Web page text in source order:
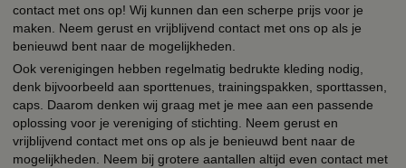
contact met ons op! Wij kunnen dan een scherpe prijs voor je
maken. Neem gerust en vrijblijvend contact met ons op als je
benieuwd bent naar de mogelijkheden.
Ook verenigingen hebben regelmatig bedrukte kleding nodig,
denk bijvoorbeeld aan sporttenues, trainingspakken, sporttassen,
caps. Daarom denken wij graag met je mee aan een passende
oplossing voor je vereniging of stichting. Neem gerust en
vrijblijvend contact met ons op als je benieuwd bent naar de
mogelijkheden. Neem bij grotere aantallen altijd even contact met